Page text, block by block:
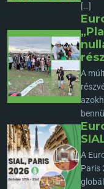
[…]
A
A
Paris